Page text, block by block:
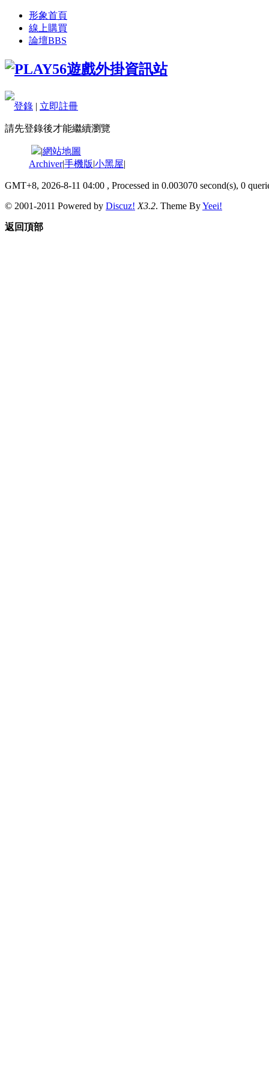
形象首頁
線上購買
論壇BBS
登錄 | 立即註冊
請先登錄後才能繼續瀏覽
|網站地圖
Archiver|手機版|小黑屋|
GMT+8, 2026-8-11 04:00 , Processed in 0.003070 second(s), 0
© 2001-2011 Powered by Discuz! X3.2. Theme ByYeei!
返回頂部